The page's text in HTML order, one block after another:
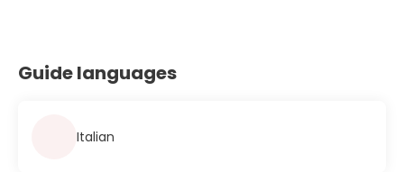
Guide languages
Italian